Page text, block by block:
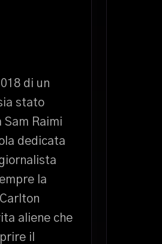
di un
stato
Raimi
dedicata
la
aliene che
il